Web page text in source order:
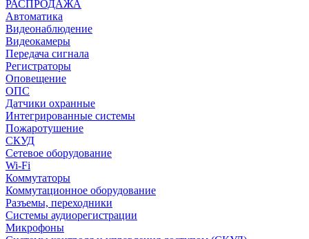
РАСПРОДАЖА
Автоматика
Видеонаблюдение
Видеокамеры
Передача сигнала
Регистраторы
Оповещение
ОПС
Датчики охранные
Интегрированные системы
Пожаротушение
СКУД
Сетевое оборудование
Wi-Fi
Коммутаторы
Коммутационное оборудование
Разъемы, переходники
Системы аудиорегистрации
Микрофоны